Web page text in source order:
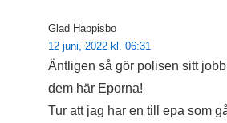
Glad Happisbo
12 juni, 2022 kl. 06:31
Äntligen så gör polisen sitt
dem här Eporna!
Tur att jag har en till epa som